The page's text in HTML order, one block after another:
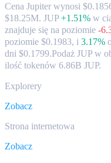
Cena Jupiter wynosi
$18.25M. JUP +1.51% w
znajduje się na poziomie -
poziomie $0.1983, i 3.17%
dni $0.1799.Podaż JUP w
ilość tokenów 6.86B JUP.
Explorery
Zobacz
Strona internetowa
Zobacz